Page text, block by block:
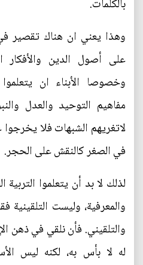
بالكلمات.
وهذا يعني ان هناك تقصير في
على أصول الدين والأفكار
وخصوصا الأبناء ان
مفاهيم التوحيد والعدل
لاتغريهم الشبهات فلا
في الصغر كالنقش على الحجر.
لذلك لا بد أن يتعلموا التربية
والمعرفية، وليست
والتلقيني. فأن نلقي في ذهن
له لا بأس به، لكنه ليس